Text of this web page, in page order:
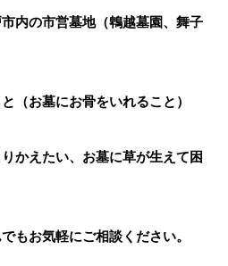
内の市営墓地（鵯越墓園、舞子
（お墓にお骨をいれること）
かえたい、お墓に草が生えて困
もお気軽にご相談ください。